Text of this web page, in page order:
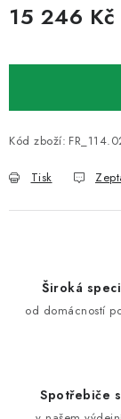
15 246 Kč
Kód zboží:
Tisk
Široká
od domácností
Spotřebiče